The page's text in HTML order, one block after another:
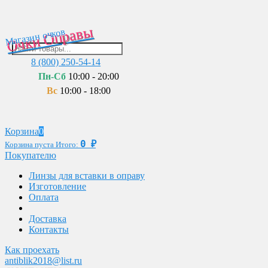
Очки Оправы
Магазин очков
8 (800) 250-54-14
Пн-Сб 10:00 - 20:00
Вс 10:00 - 18:00
Корзина0
Корзина пуста Итого: 0 ₽
Покупателю
Линзы для вставки в оправу
Изготовление
Оплата
Доставка
Контакты
Как проехать
antiblik2018@list.ru